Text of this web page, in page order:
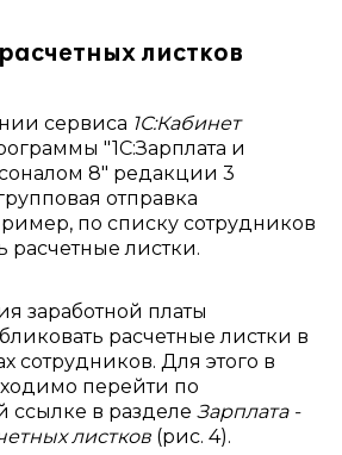
листков
сервиса 1С:Кабинет
"1С:Зарплата и
8" редакции 3
отправка
по списку сотрудников
расчетные листки.
заработной платы
расчетные листки в
сотрудников. Для этого в
перейти по
ссылке в разделе Зарплата -
листков (рис. 4).